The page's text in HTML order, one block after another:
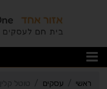
פרטי כרטיס
ראשי עסקים טוטל קלין